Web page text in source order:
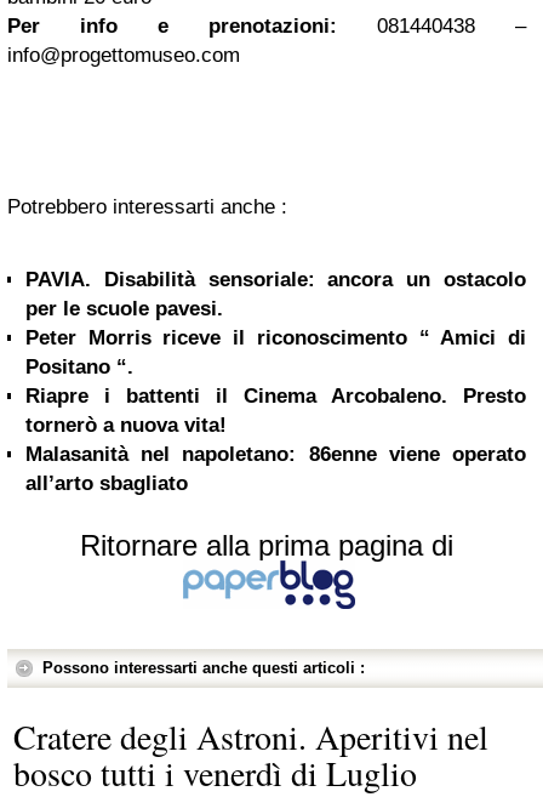
Per info e prenotazioni:
081440438 –
info@progettomuseo.com
Potrebbero interessarti anche :
PAVIA. Disabilità sensoriale: ancora un ostacolo
per le scuole pavesi.
Peter Morris riceve il riconoscimento “ Amici di
Positano “.
Riapre i battenti il Cinema Arcobaleno. Presto
tornerò a nuova vita!
Malasanità nel napoletano: 86enne viene operato
all’arto sbagliato
Ritornare alla prima pagina di
Possono interessarti anche questi articoli :
Cratere degli Astroni. Aperitivi nel
bosco tutti i venerdì di Luglio